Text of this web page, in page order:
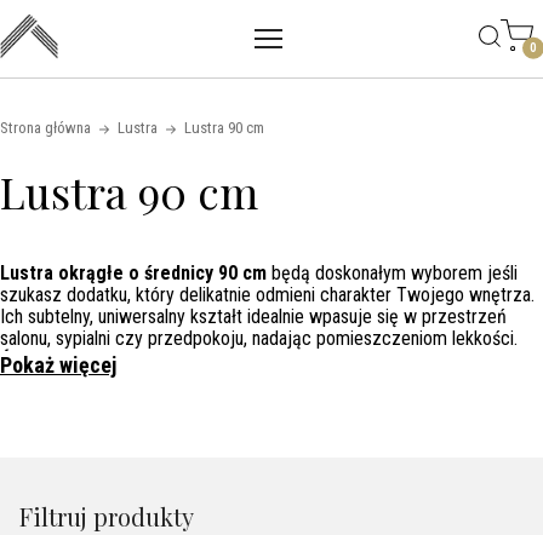
Skip to content
Main mobile navigation
0
Strona główna Lustra Lustra 90 cm
Lustra 90 cm
Lustra okrągłe o średnicy 90 cm będą doskonałym wyborem jeśli
szukasz dodatku, który delikatnie odmieni charakter Twojego wnętrza.
Ich subtelny, uniwersalny kształt idealnie wpasuje się w przestrzeń
salonu, sypialni czy przedpokoju, nadając pomieszczeniom lekkości.
Średnica lustra 90 cm
przejrzeć, a zarazem na tyle kompaktowa, by nie przytłoczyć wnętrza.
Pokaż więcej
Filtruj produkty